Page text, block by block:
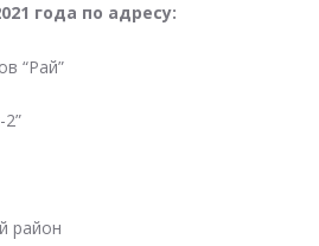
года по адресу:
“Рай”
район